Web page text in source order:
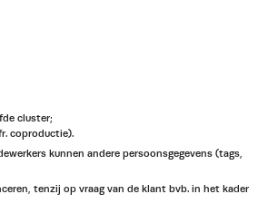
cluster;
coproductie).
kunnen andere persoonsgegevens (tags,
tenzij op vraag van de klant bvb. in het kader